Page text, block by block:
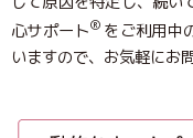
心サポート® をご利用中
いますので、お気軽にお